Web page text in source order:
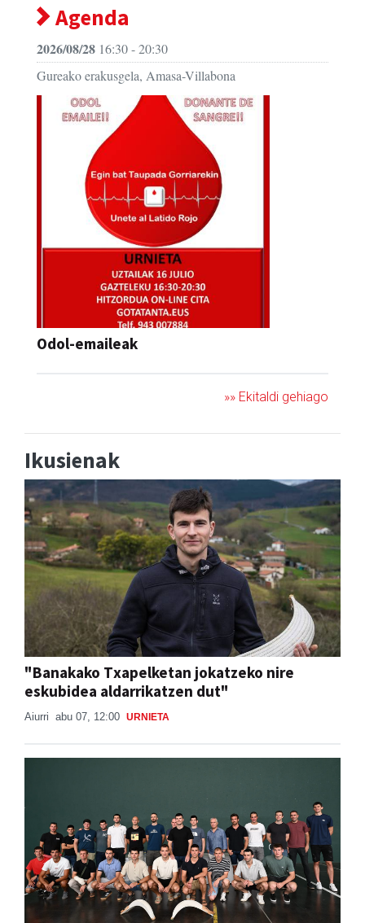
Agenda
2026/08/28 16:30 - 20:30
Gureako erakusgela, Amasa-Villabona
Odol-emaileak
»» Ekitaldi gehiago
Ikusienak
"Banakako Txapelketan jokatzeko nire
eskubidea aldarrikatzen dut"
Aiurri abu 07, 12:00 URNIETA